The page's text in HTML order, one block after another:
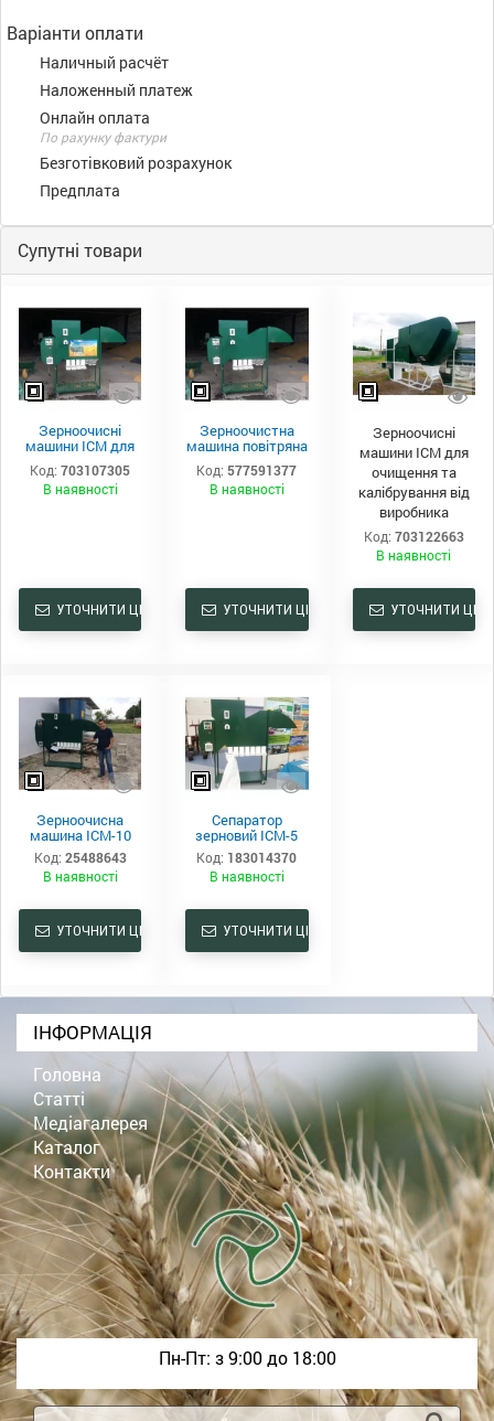
Варіанти оплати
Наличный расчёт
Наложенный платеж
Онлайн оплата
По рахунку фактури
Безготівковий розрахунок
Предплата
Супутні товари
Зерноочисні
машини ІСМ для
очищення і
калібрування
Код: 703107305
В наявності
УТОЧНИТИ ЦІНУ
Зерноочистна
машина повітряна
ІСМ - 5
Код: 577591377
В наявності
УТОЧНИТИ ЦІНУ
Зерноочисні
машини ІСМ для
очищення та
калібрування від
виробника
Код: 703122663
В наявності
УТОЧНИТИ ЦІНУ
Зерноочисна
машина ІСМ-10
Код: 25488643
В наявності
УТОЧНИТИ ЦІНУ
Сепаратор
зерновий ІСМ-5
Код: 183014370
В наявності
УТОЧНИТИ ЦІНУ
ІНФОРМАЦІЯ
Головна
Статті
Медіагалерея
Каталог
Контакти
Пн-Пт: з 9:00 до 18:00